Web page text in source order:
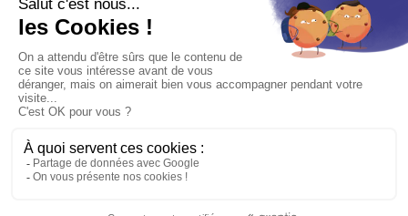
Étiquette alimentaire
Étiquette de bouteilles
Informations
Mentions légales
À propos
Nous contacter